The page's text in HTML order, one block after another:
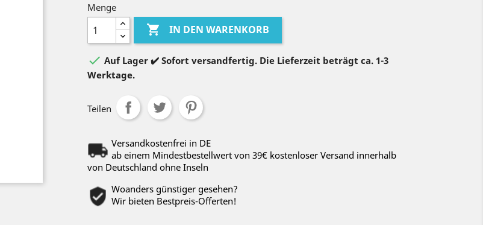
Menge
 IN DEN WARENKORB
 Auf Lager ✔️ Sofort versandfertig. Die Lieferzeit beträgt ca. 1-3
Werktage.
Teilen
Versandkostenfrei in DE
ab einem Mindestbestellwert von 39€ kostenloser Versand innerhalb
von Deutschland ohne Inseln
Woanders günstiger gesehen?
Wir bieten Bestpreis-Offerten!